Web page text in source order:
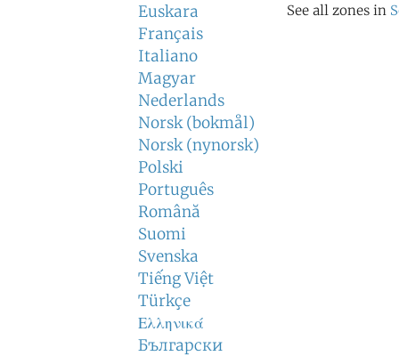
Euskara
Français
Italiano
Magyar
Nederlands
Norsk (bokmål)
Norsk (nynorsk)
Polski
Português
Română
Suomi
Svenska
Tiếng Việt
Türkçe
Ελληνικά
Български
See all zones in